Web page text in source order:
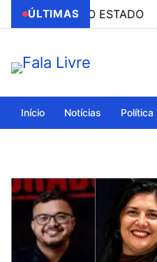
ÚLTIMAS
OUTRO ESTADO 18:03
Início Notícias Política